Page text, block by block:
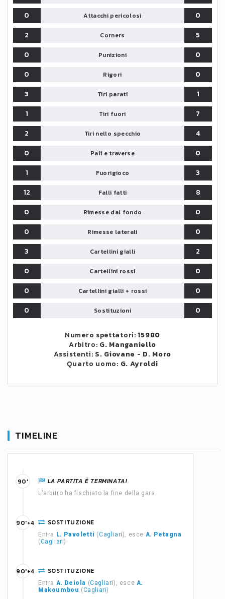
0
Attacchi pericolosi
0
2
Corners
5
0
Punizioni
0
0
Rigori
0
3
Tiri parati
1
1
Tiri fuori
7
2
Tiri nello specchio
4
0
Pali e traverse
0
1
Fuorigioco
3
12
Falli fatti
8
0
Rimesse dal fondo
0
0
Rimesse laterali
0
3
Cartellini gialli
2
0
Cartellini rossi
0
0
Cartellini gialli + rossi
0
0
Sostituzioni 0
Numero spettatori:15980
Arbitro: G. Manganiello
Assistenti: S. Giovane - D. Moro
Quarto uomo: G. Ayroldi
TIMELINE
LA PARTITA È TERMINATA!
L'arbitro ha fischiato la fine della gara.
90'
SOSTITUZIONE
Entra L. Pavoletti (Cagliari), esce A. Petagna
(Cagliari)
90'+4
SOSTITUZIONE
Entra A. Deiola (Cagliari), esce A.
Makoumbou (Cagliari)
90'+4